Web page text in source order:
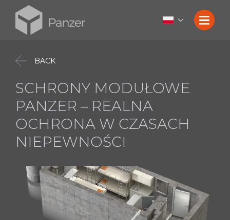
BACK
SCHRONY MODUŁOWE
PANZER – REALNA
OCHRONA W CZASACH
NIEPEWNOŚCI